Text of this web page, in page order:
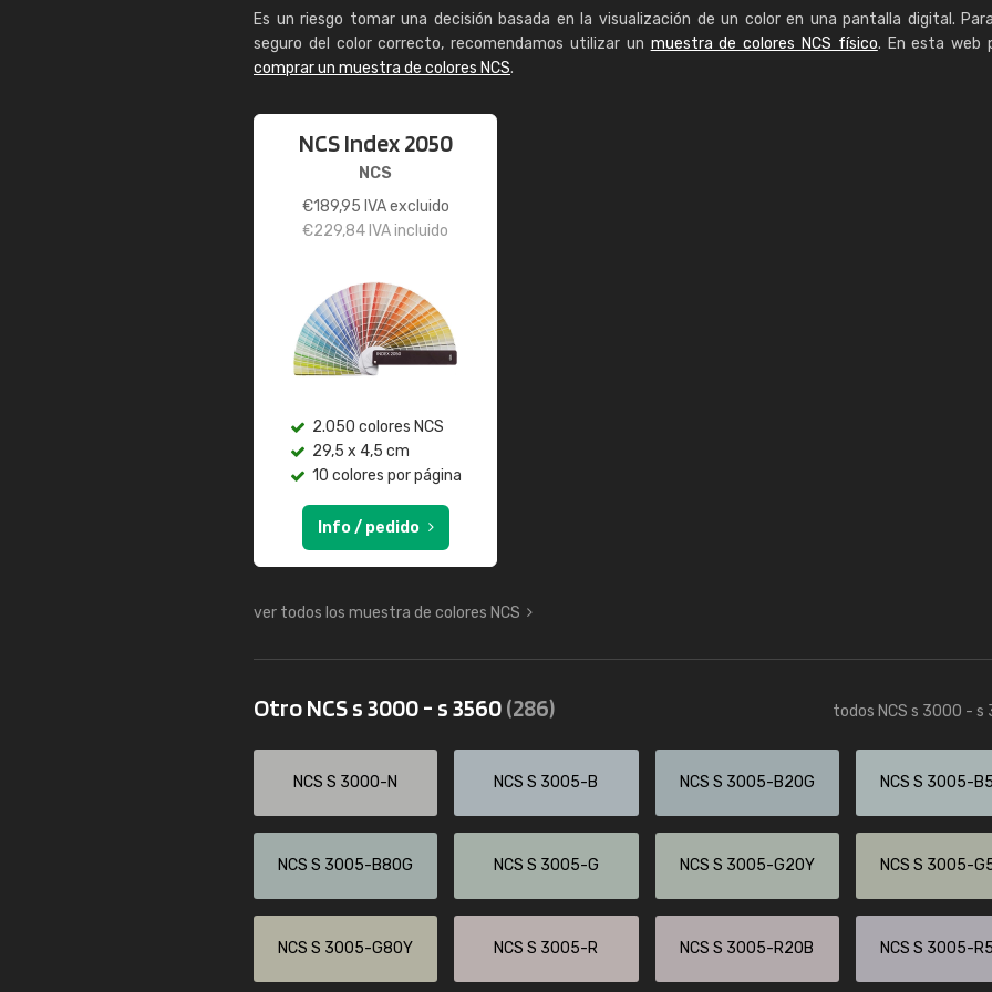
Es un riesgo tomar una decisión basada en la visualización de un color en una pantalla digital.
seguro del color correcto, recomendamos utilizar un muestra de colores NCS físico. En esta web
comprar un muestra de colores NCS.
NCS Index 2050
NCS
€189,95 IVA excluido
€229,84 IVA incluido
2.050 colores NCS
29,5 x 4,5 cm
10 colores por página
Info / pedido
ver todos los muestra de colores NCS
Otro NCS s 3000 - s 3560(286) todos NCS s 3000 - s
NCS S 3000-N NCS S 3005-B NCS S 3005-B20G NCS S 3005-
NCS S 3005-B80G NCS S 3005-G NCS S 3005-G20Y NCS S 3005-
NCS S 3005-G80Y NCS S 3005-R NCS S 3005-R20B NCS S 3005-